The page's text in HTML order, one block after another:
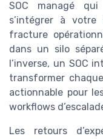
SOC managé
s’intégrer à votre
fracture
dans un silo
l’inverse, un SOC
transformer
actionnable pour
workflows
Les retours